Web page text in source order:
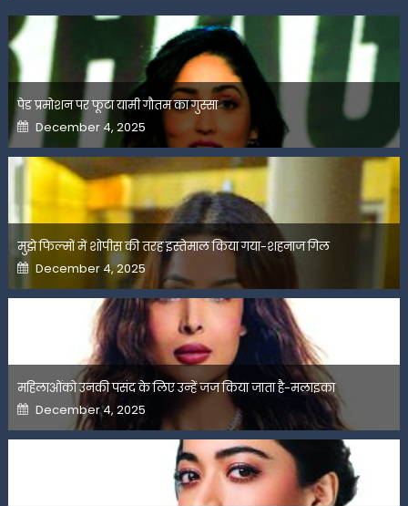
पेड प्रमोशन पर फूटा यामी गौतम का गुस्सा
Posted
on
December 4, 2025
मुझे फिल्मों में शोपीस की तरह इस्तेमाल किया गया-शहनाज गिल
Posted
on
December 4, 2025
महिलाओंको उनकी पसंद के लिए उन्हें जज किया जाता है-मलाइका
Posted
on
December 4, 2025